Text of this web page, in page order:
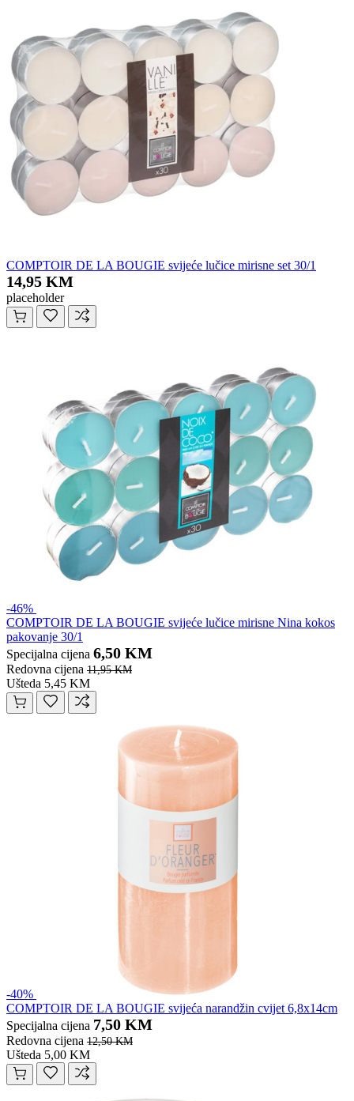
COMPTOIR DE LA BOUGIE svijeće lučice mirisne set 30/1
14,95 KM
placeholder
-46%
COMPTOIR DE LA BOUGIE svijeće lučice mirisne Nina kokos
pakovanje 30/1
Specijalna cijena 6,50 KM
Redovna cijena 11,95 KM
Ušteda 5,45 KM
-40%
COMPTOIR DE LA BOUGIE svijeća narandžin cvijet 6,8x14cm
Specijalna cijena 7,50 KM
Redovna cijena 12,50 KM
Ušteda 5,00 KM